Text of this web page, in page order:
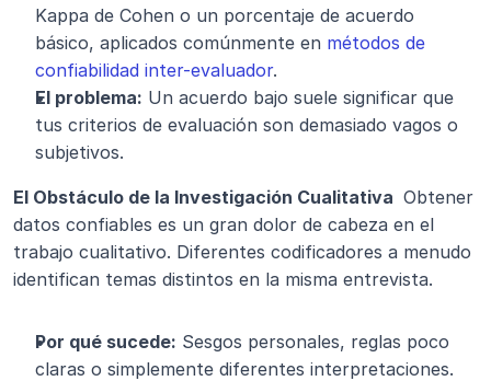
Kappa de Cohen o un porcentaje de acuerdo
básico, aplicados comúnmente en métodos de
confiabilidad inter-evaluador.
El problema: Un acuerdo bajo suele significar que
tus criterios de evaluación son demasiado vagos o
subjetivos.
El Obstáculo de la Investigación Cualitativa Obtener
datos confiables es un gran dolor de cabeza en el
trabajo cualitativo. Diferentes codificadores a menudo
identifican temas distintos en la misma entrevista.
Por qué sucede: Sesgos personales, reglas poco
claras o simplemente diferentes interpretaciones.